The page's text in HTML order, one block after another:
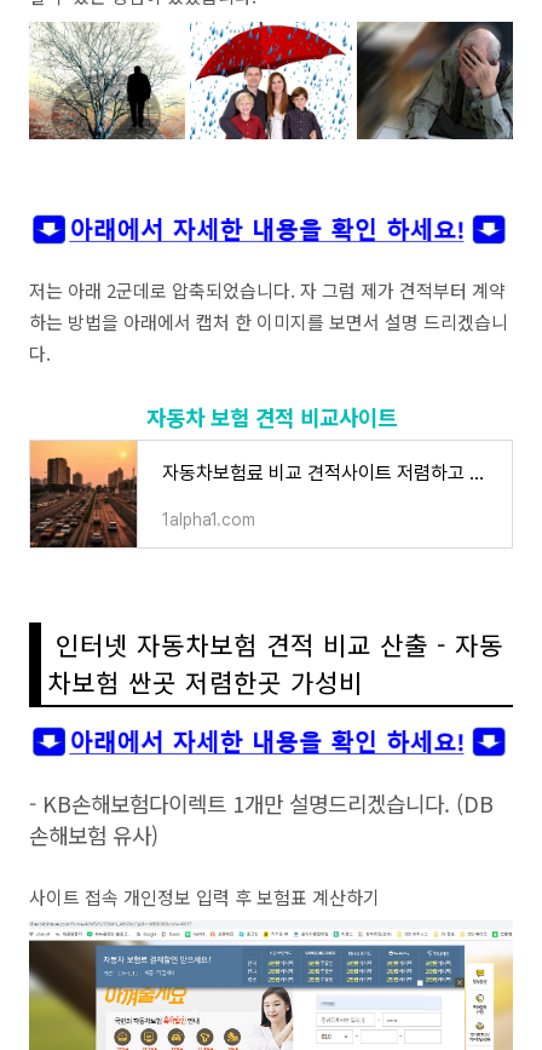
저는 아래 2군데로 압축되었습니다. 자 그럼 제가 견적부터 계약
하는 방법을 아래에서 캡처 한 이미지를 보면서 설명 드리겠습니
다.
자동차 보험 견적 비교사이트
자동차보험료 비교 견적사이트 저렴하고 싼곳 - 알파 뉴스
1alpha1.com
인터넷 자동차보험 견적 비교 산출 - 자동
차보험 싼곳 저렴한곳 가성비
- KB손해보험다이렉트 1개만 설명드리겠습니다. (DB
손해보험 유사)
사이트 접속 개인정보 입력 후 보험표 계산하기